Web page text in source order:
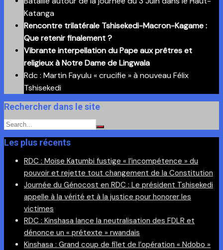
Katanga
Rencontre trilatérale Tshisekedi-Macron-Kagame :
Que retenir finalement ?
Vibrante interpellation du Pape aux prêtres et
religieux à Notre Dame de Lingwala
Rdc : Martin Fayulu « crucifie » à nouveau Félix
Tshisekedi
Rechercher dans le site
Les plus récents
RDC : Moïse Katumbi fustige « l’incompétence » du
pouvoir et rejette tout changement de la Constitution
Journée du Génocost en RDC : Le président Tshisekedi
appelle à la vérité et à la justice pour honorer les
victimes
RDC : Kinshasa lance la neutralisation des FDLR et
dénonce un « prétexte » rwandais
Kinshasa : Grand coup de filet de l’opération « Ndobo »